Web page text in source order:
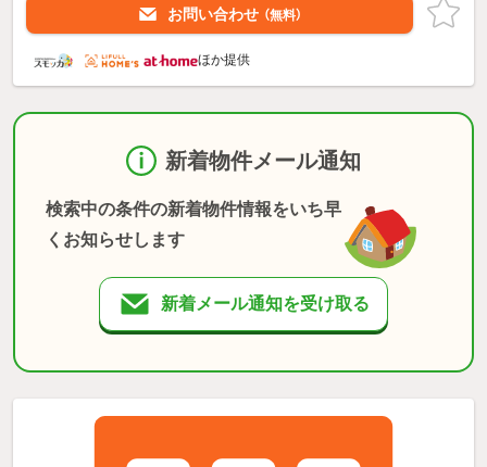
お問い合わせ （無料）
ほか提供
新着物件メール通知
検索中の条件の新着物件情報をいち早
くお知らせします
新着メール通知を受け取る